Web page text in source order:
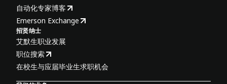
自动化专家博客
Emerson Exchange
招贤纳士
艾默生职业发展
职位搜索
在校生与应届毕业生求职机会